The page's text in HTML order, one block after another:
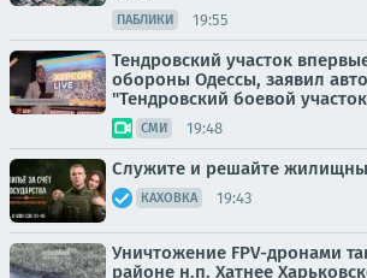
ПАБЛИКИ 19:55
Тендровский участок
обороны Одессы, заявил
"Тендровский боевой
СМИ 19:48
Служите и решайте
КАХОВКА 19:43
Уничтожение FPV-дронами
районе н.п. Хатнее